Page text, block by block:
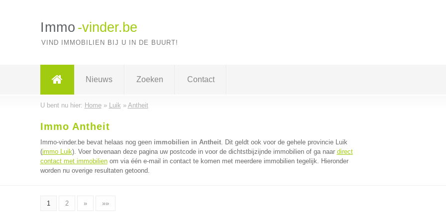
Immo -vinder.be
VIND IMMOBILIEN BIJ U IN DE BUURT!
Nieuws Zoeken Contact
U bent nu hier: Home» Luik » Antheit
Immo Antheit
Immo-vinder.be bevat helaas nog geen immobilien in Antheit. Dit geldt ook voor de gehele provincie Luik
(immo Luik). Voer bovenaan deze pagina uw postcode in voor de dichtstbijzijnde immobilien of ga naar direct
contact met immobilienom via één e-mail in contact te komen met meerdere immobilien tegelijk. Hieronder
worden nu overige resultaten getoond.
1 2 » »»